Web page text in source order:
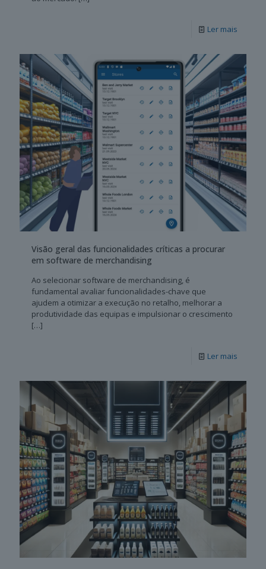
Ler mais
Visão geral das funcionalidades críticas a procurar
em software de merchandising
Ao selecionar software de merchandising, é
fundamental avaliar funcionalidades-chave que
ajudem a otimizar a execução no retalho, melhorar a
produtividade das equipas e impulsionar o crescimento
[…]
Ler mais